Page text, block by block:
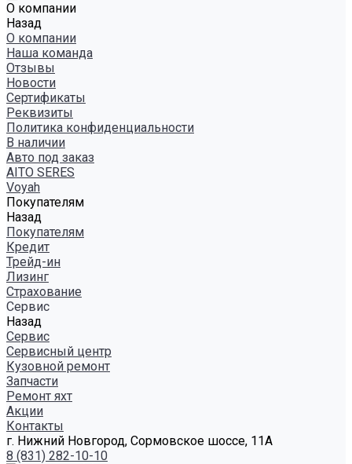
О компании
Назад
О компании
Наша команда
Отзывы
Новости
Сертификаты
Реквизиты
Политика конфиденциальности
В наличии
Авто под заказ
AITO SERES
Voyah
Покупателям
Назад
Покупателям
Кредит
Трейд-ин
Лизинг
Страхование
Сервис
Назад
Сервис
Сервисный центр
Кузовной ремонт
Запчасти
Ремонт яхт
Акции
Контакты
г. Нижний Новгород, Сормовское шоссе, 11А
8 (831) 282-10-10